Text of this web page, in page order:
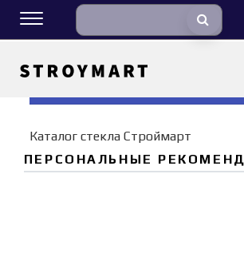
Каталог стекла Строймарт
ПЕРСОНАЛЬНЫЕ